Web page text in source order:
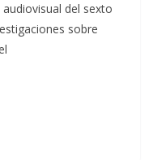
del sexto
sobre